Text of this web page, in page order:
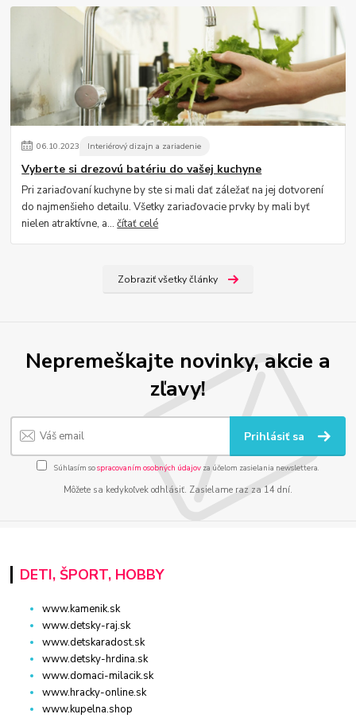
06.10.2023 Interiérový dizajn a zariadenie
Vyberte si drezovú batériu do vašej kuchyne
Pri zariaďovaní kuchyne by ste si mali dať záležať na jej dotvorení
do najmenšieho detailu. Všetky zariaďovacie prvky by mali byť
nielen atraktívne, a...čítať celé
Zobraziť všetky články
Nepremeškajte novinky, akcie a
zľavy!
Prihlásiť sa
Súhlasím sospracovaním osobných údajov za účelom zasielania newslettera.
Môžete sa kedykoľvek odhlásiť. Zasielame raz za 14 dní.
DETI, ŠPORT, HOBBY
www.kamenik.sk
www.detsky-raj.sk
www.detskaradost.sk
www.detsky-hrdina.sk
www.domaci-milacik.sk
www.hracky-online.sk
www.kupelna.shop